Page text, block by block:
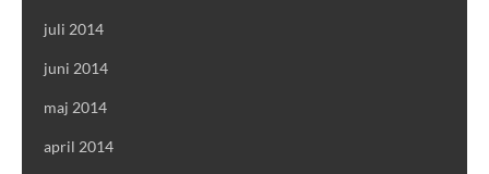
juli 2014
juni 2014
maj 2014
april 2014